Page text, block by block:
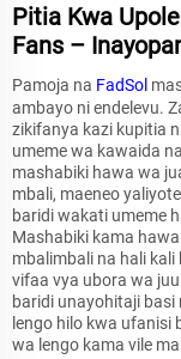
Pitia Kwa
Fans –
Pamoja na FadSol
ambayo ni endelevu.
zikifanya kazi kupitia
umeme wa kawaida
mashabiki hawa wa
mbali, maeneo
baridi wakati umeme
Mashabiki kama
mbalimbali na hali
vifaa vya ubora wa
baridi unayohitaji basi
lengo hilo kwa ufanisi
wa lengo kama vile